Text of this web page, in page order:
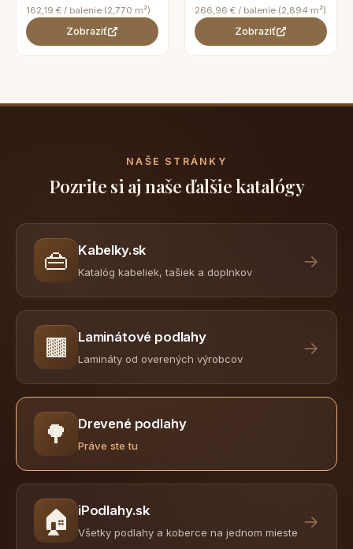
162,19 € / balenie (2,770 m²)
Zobraziť
266,96 € / balenie (2,894 m²)
Zobraziť
NAŠE STRÁNKY
Pozrite si aj naše ďalšie katalógy
👜 Kabelky.sk
Katalóg kabeliek, tašiek a doplnkov
→
🟫 Laminátové podlahy
Lamináty od overených výrobcov
→
🌳 Drevené podlahy
Práve ste tu
🏠 iPodlahy.sk
Všetky podlahy a koberce na jednom mieste
→